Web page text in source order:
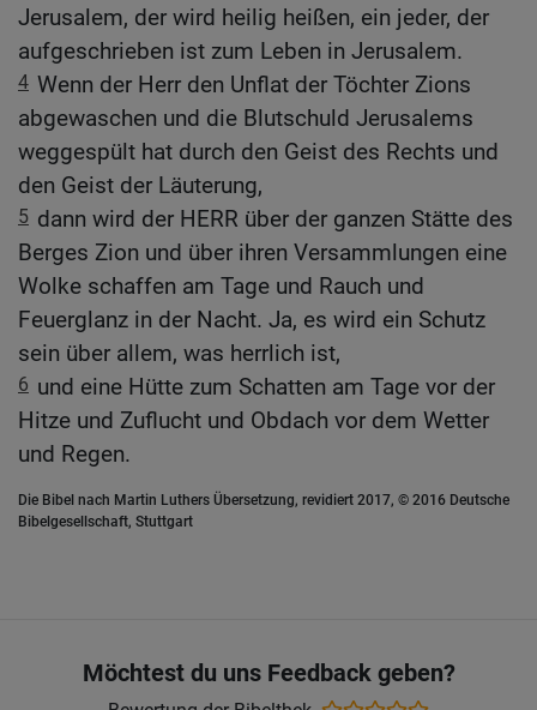
Jerusalem, der wird heilig heißen, ein jeder, der
aufgeschrieben ist zum Leben in Jerusalem.
4 Wenn der Herr den Unflat der Töchter Zions
abgewaschen und die Blutschuld Jerusalems
weggespült hat durch den Geist des Rechts und
den Geist der Läuterung,
5 dann wird der HERR über der ganzen Stätte des
Berges Zion und über ihren Versammlungen eine
Wolke schaffen am Tage und Rauch und
Feuerglanz in der Nacht. Ja, es wird ein Schutz
sein über allem, was herrlich ist,
6 und eine Hütte zum Schatten am Tage vor der
Hitze und Zuflucht und Obdach vor dem Wetter
und Regen.
Die Bibel nach Martin Luthers Übersetzung, revidiert 2017, © 2016 Deutsche
Bibelgesellschaft, Stuttgart
Möchtest du uns Feedback geben?